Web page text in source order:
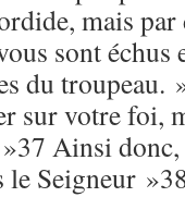
mais
sont échus
du troupeau.
sur votre foi,
Ainsi
le Seigneur